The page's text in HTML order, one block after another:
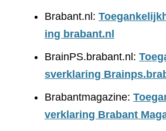
Brabant.nl:
ing brabant.nl
BrainPS.brabant.nl:
sverklaring
Brabantmagazine:
verklaring Brabant